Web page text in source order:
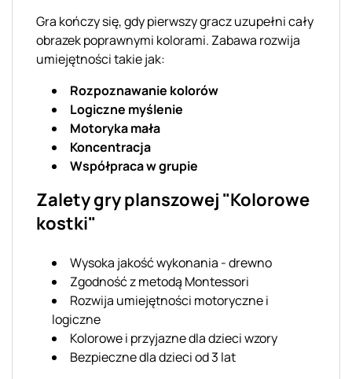
Gra kończy się, gdy pierwszy gracz uzupełni cały
obrazek poprawnymi kolorami. Zabawa rozwija
umiejętności takie jak:
Rozpoznawanie kolorów
Logiczne myślenie
Motoryka mała
Koncentracja
Współpraca w grupie
Zalety gry planszowej "Kolorowe
kostki"
Wysoka jakość wykonania - drewno
Zgodność z metodą Montessori
Rozwija umiejętności motoryczne i
logiczne
Kolorowe i przyjazne dla dzieci wzory
Bezpieczne dla dzieci od 3 lat